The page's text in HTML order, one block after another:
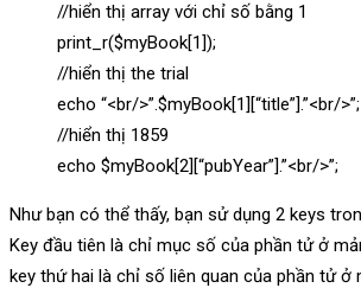
//hiển thị array với chỉ số bằng 1
print_r($myBook[1]);
//hiển thị the trial
echo “<br/>”.$myBook[1][“title”].”<br/>”;
//hiển thị 1859
echo $myBook[2][“pubYear”].”<br/>”;
Như bạn có thể thấy, bạn sử dụng 2 keys
Key đầu tiên là chỉ mục số của phần tử ở
key thứ hai là chỉ số liên quan của phần tử ở